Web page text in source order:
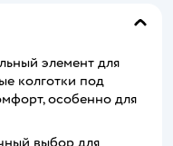
элемент для
колготки под
особенно для
выбор для